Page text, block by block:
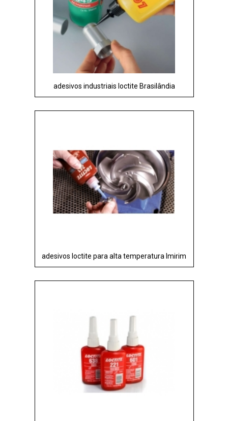
adesivos industriais loctite Brasilândia
adesivos loctite para alta temperatura Imirim